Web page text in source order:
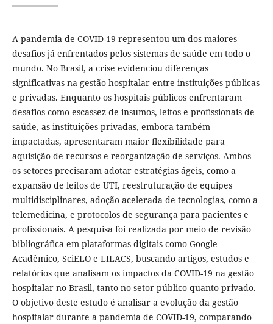
A pandemia de COVID-19 representou um dos maiores
desafios já enfrentados pelos sistemas de saúde em todo o
mundo. No Brasil, a crise evidenciou diferenças
significativas na gestão hospitalar entre instituições públicas
e privadas. Enquanto os hospitais públicos enfrentaram
desafios como escassez de insumos, leitos e profissionais de
saúde, as instituições privadas, embora também
impactadas, apresentaram maior flexibilidade para
aquisição de recursos e reorganização de serviços. Ambos
os setores precisaram adotar estratégias ágeis, como a
expansão de leitos de UTI, reestruturação de equipes
multidisciplinares, adoção acelerada de tecnologias, como a
telemedicina, e protocolos de segurança para pacientes e
profissionais. A pesquisa foi realizada por meio de revisão
bibliográfica em plataformas digitais como Google
Acadêmico, SciELO e LILACS, buscando artigos, estudos e
relatórios que analisam os impactos da COVID-19 na gestão
hospitalar no Brasil, tanto no setor público quanto privado.
O objetivo deste estudo é analisar a evolução da gestão
hospitalar durante a pandemia de COVID-19, comparando